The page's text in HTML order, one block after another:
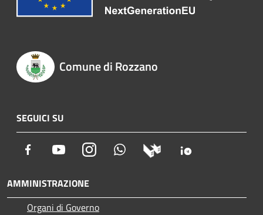
Comune di Rozzano
SEGUICI SU
Facebook YoutubeInstagram Whatsapp
AMMINISTRAZIONE
Organi di Governo